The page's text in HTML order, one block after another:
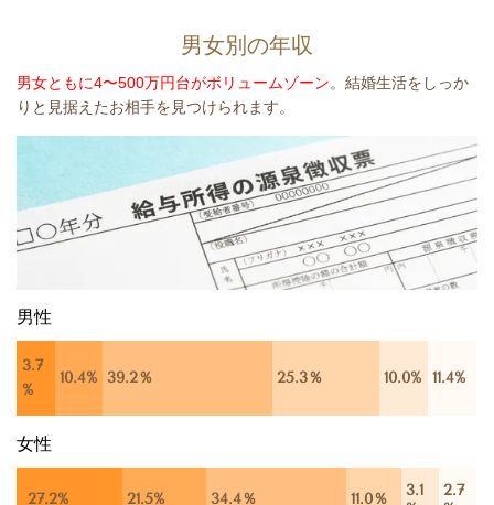
男女別の年収
男女ともに4〜500万円台がボリュームゾーン。結婚生活をしっか
りと見据えたお相手を見つけられます。
男性
3.7
%
10.4% 39.2％ 25.3％ 10.0% 11.4%
女性
27.2% 21.5% 34.4％ 11.0％
3.1
2.7